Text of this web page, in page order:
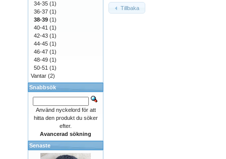
Tillbaka
34-35 (1)
36-37 (1)
38-39 (1)
40-41 (1)
42-43 (1)
44-45 (1)
46-47 (1)
48-49 (1)
50-51 (1)
Vantar (2)
Snabbsök
Använd nyckelord för att
hitta den produkt du söker
efter.
Avancerad sökning
Senaste